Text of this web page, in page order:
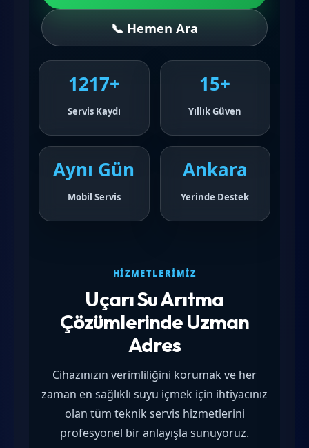
📞 Hemen Ara
1217+
Servis Kaydı
15+
Yıllık Güven
Aynı Gün
Mobil Servis
Ankara
Yerinde Destek
HIZMETLERIMIZ
Uçarı Su Arıtma
Çözümlerinde Uzman
Adres
Cihazınızın verimliliğini korumak ve her
zaman en sağlıklı suyu içmek için ihtiyacınız
olan tüm teknik servis hizmetlerini
profesyonel bir anlayışla sunuyoruz.